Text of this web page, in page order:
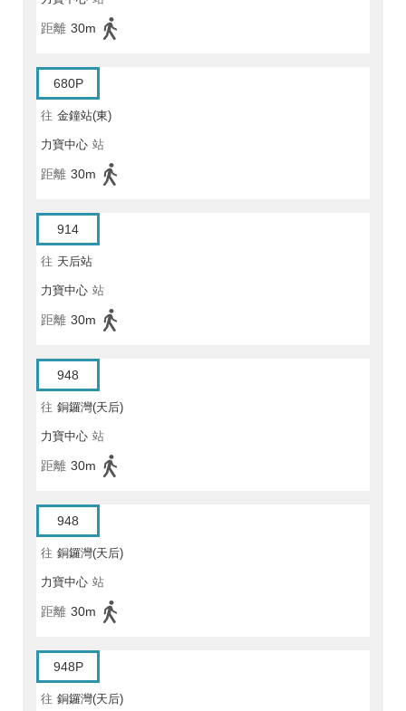
距離 30m
680P
往 金鐘站(東)
力寶中心 站
距離 30m
914
往 天后站
力寶中心 站
距離 30m
948
往 銅鑼灣(天后)
力寶中心 站
距離 30m
948
往 銅鑼灣(天后)
力寶中心 站
距離 30m
948P
往 銅鑼灣(天后)